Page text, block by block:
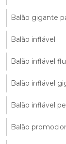
Balão gigante
Balão inflável
Balão inflável
Balão inflável
Balão inflável
Balão